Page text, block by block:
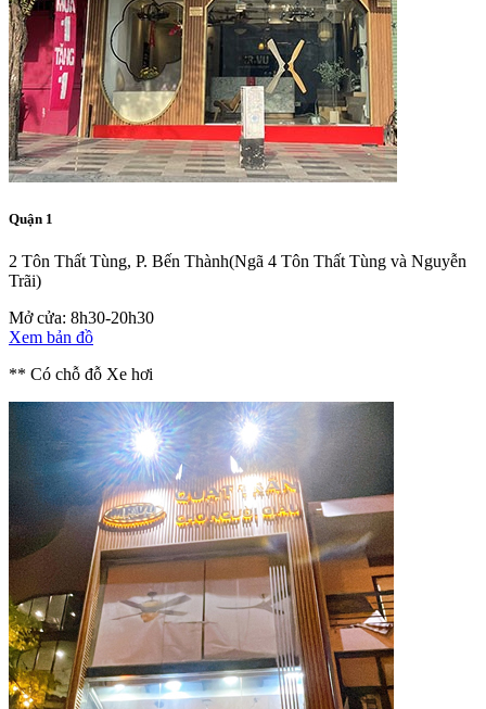
Quận 1
2 Tôn Thất Tùng, P. Bến Thành(Ngã 4 Tôn Thất Tùng và Nguyễn
Trãi)
Mở cửa: 8h30-20h30
Xem bản đồ
** Có chỗ đỗ Xe hơi